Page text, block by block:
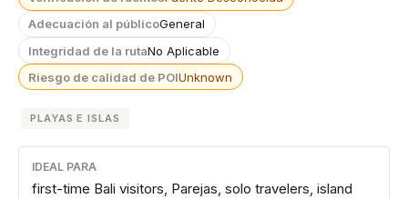
Adecuación al públicoGeneral
Integridad de la rutaNo Aplicable
Riesgo de calidad de POIUnknown
PLAYAS E ISLAS
IDEAL PARA
first-time Bali visitors, Parejas, solo travelers, island